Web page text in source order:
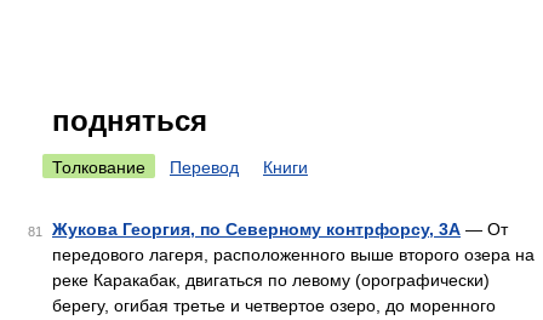
подняться
Толкование Перевод Книги
81 Жукова Георгия, по Северному контрфорсу, 3А — От
передового лагеря, расположенного выше второго озера на
реке Каракабак, двигаться по левому (орографически)
берегу, огибая третье и четвертое озеро, до моренного